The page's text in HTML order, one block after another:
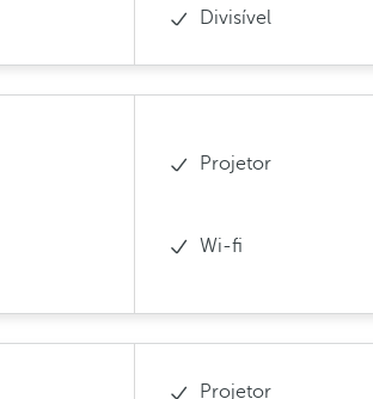
Divisível
Projetor
Wi-fi
Projetor